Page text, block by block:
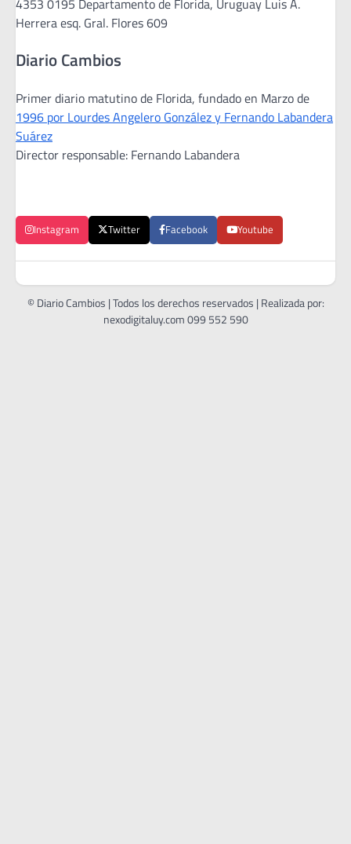
Herrera esq. Gral. Flores 609
Diario Cambios
Primer diario matutino de Florida, fundado en Marzo de
1996 por Lourdes Angelero González y Fernando Labandera
Suárez
Director responsable: Fernando Labandera
Instagram Twitter Facebook Youtube